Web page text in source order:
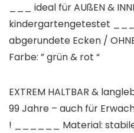
___ ideal für AUßEN &
kindergartengetestet
abgerundete Ecken /
Farbe: ” grün & rot “
EXTREM HALTBAR &
99 Jahre – auch für
! ______ Material: